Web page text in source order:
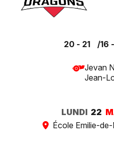
20 - 21 16
Jevan
Jean-
LUNDI 22
École Emilie-